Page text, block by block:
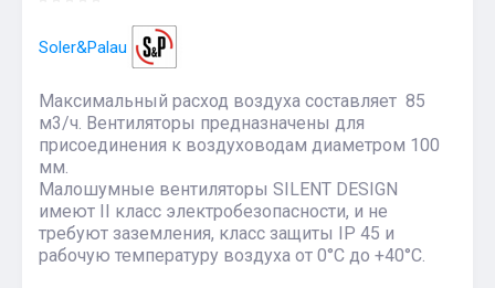
Soler&Palau
Максимальный расход воздуха составляет 85
м3/ч. Вентиляторы предназначены для
присоединения к воздуховодам диаметром 100
мм.
Малошумные вентиляторы SILENT DESIGN
имеют II класс электробезопасности, и не
требуют заземления, класс защиты IP 45 и
рабочую температуру воздуха от 0°С до +40°С.